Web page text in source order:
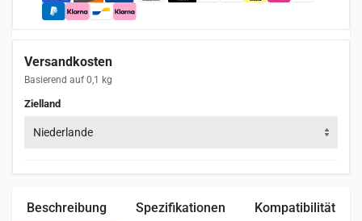
Versandkosten
Basierend auf 0,1 kg
Zielland
Niederlande
Beschreibung Spezifikationen Kompatibilität